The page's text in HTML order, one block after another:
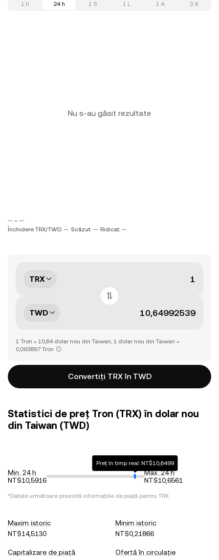
1 h 24 h 1 S 1 L 1 A 2 A
Nu s-au găsit rezultate
-- ~ --
Închidere TRX/TWD: -- Scăzut: -- Ridicat: --
TRX
TWD
1 Tron = 10,64 dolar nou din Taiwan, 1 dolar nou din Taiwan =
0,093897 Tron
Convertiți TRX în TWD
Statistici de preț Tron (TRX) în dolar nou
din Taiwan (TWD)
Min. 24 h
NT$10,5916
Preț în timp real: NT$10,6499
Max. 24 h
NT$10,6561
*Datele următoare prezintă informațiile de piață pentru TRX.
Maxim istoric
NT$14,5130
Minim istoric
NT$0,21866
Capitalizare de piață
Ofertă în circulație